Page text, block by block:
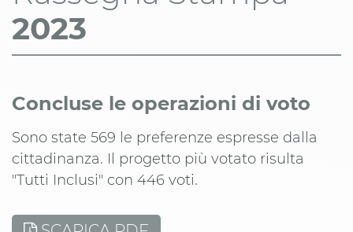
2023
Concluse le operazioni di voto
Sono state 569 le preferenze espresse dalla
cittadinanza. Il progetto più votato risulta
"Tutti Inclusi" con 446 voti.